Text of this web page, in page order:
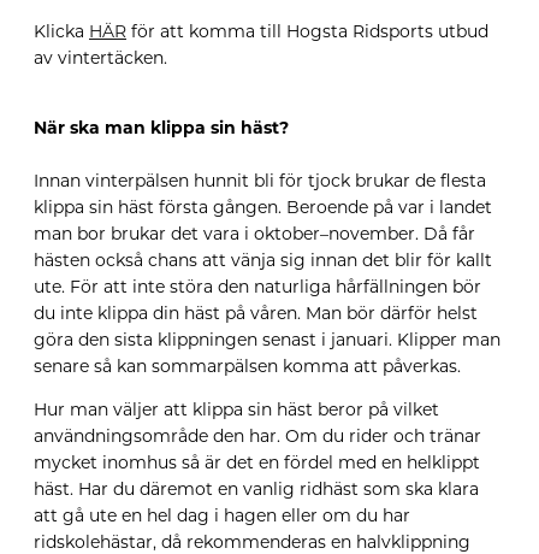
Klicka HÄR för att komma till Hogsta Ridsports utbud
av vintertäcken.
När ska man klippa sin häst?
Innan vinterpälsen hunnit bli för tjock brukar de flesta
klippa sin häst första gången. Beroende på var i landet
man bor brukar det vara i oktober–november. Då får
hästen också chans att vänja sig innan det blir för kallt
ute. För att inte störa den naturliga hårfällningen bör
du inte klippa din häst på våren. Man bör därför helst
göra den sista klippningen senast i januari. Klipper man
senare så kan sommarpälsen komma att påverkas.
Hur man väljer att klippa sin häst beror på vilket
användningsområde den har. Om du rider och tränar
mycket inomhus så är det en fördel med en helklippt
häst. Har du däremot en vanlig ridhäst som ska klara
att gå ute en hel dag i hagen eller om du har
ridskolehästar, då rekommenderas en halvklippning